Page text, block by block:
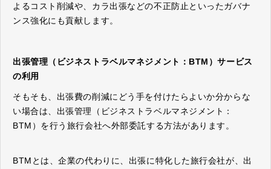
よるコスト削減や、カラ出張などの不正防止といったガバナ
ンス強化にも貢献します。
出張管理（ビジネストラベルマネジメント：BTM）サービス
の利用
そもそも、出張費の削減にどう手を付けたらよいか分からな
い場合は、出張管理（ビジネストラベルマネジメント：
BTM）を行う旅行会社へ外部委託する方法があります。
BTMとは、企業の代わりに、出張に特化した旅行会社が、出